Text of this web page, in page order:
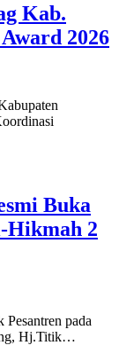
Kab.
2026
Buka
Hikmah 2
pada
Hj.Titik…